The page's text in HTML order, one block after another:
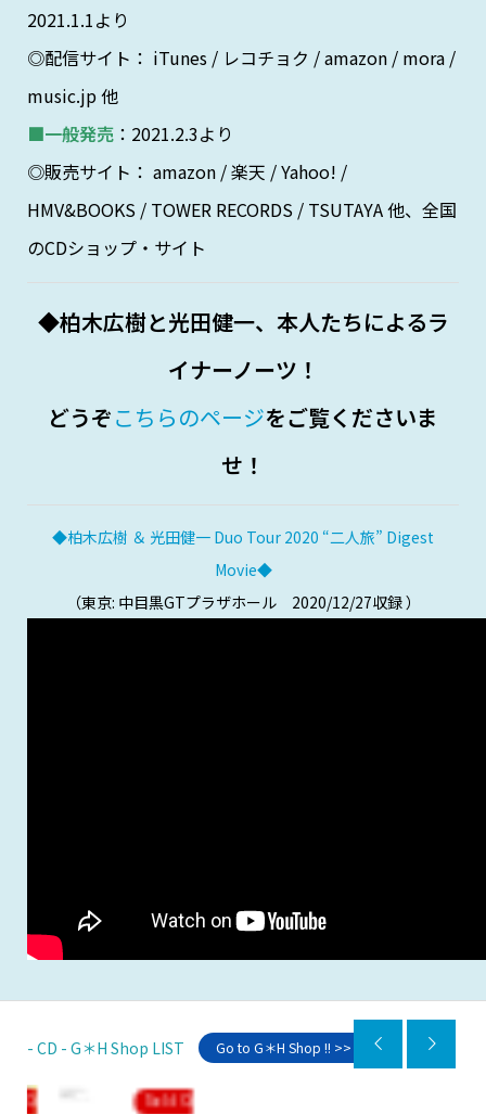
2021.1.1より
◎配信サイト： iTunes / レコチョク / amazon / mora /
music.jp 他
■一般発売：2021.2.3より
◎販売サイト： amazon / 楽天 / Yahoo! /
HMV&BOOKS / TOWER RECORDS / TSUTAYA 他、全国
のCDショップ・サイト
◆柏木広樹と光田健一、本人たちによるラ
イナーノーツ！
どうぞこちらのページをご覧くださいま
せ！
◆柏木広樹 ＆ 光田健一 Duo Tour 2020 “二人旅” Digest
Movie◆
（東京: 中目黒GTプラザホール 2020/12/27収録 ）
- CD - G＊H Shop LIST Go to G＊H Shop !! >> 
Sold Out
